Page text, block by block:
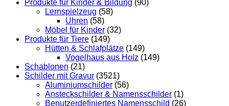
Produkte für Kinder & Bildung (90)
Lernspielzeug (58)
Uhren (58)
Möbel für Kinder (32)
Produkte für Tiere (149)
Hütten & Schlafplätze (149)
Vogelhaus aus Holz (149)
Schablonen (21)
Schilder mit Gravur (3521)
Aluminiumschilder (56)
Ansteckschilder & Namensschilder (1)
Benutzerdefiniertes Namensschild (26)